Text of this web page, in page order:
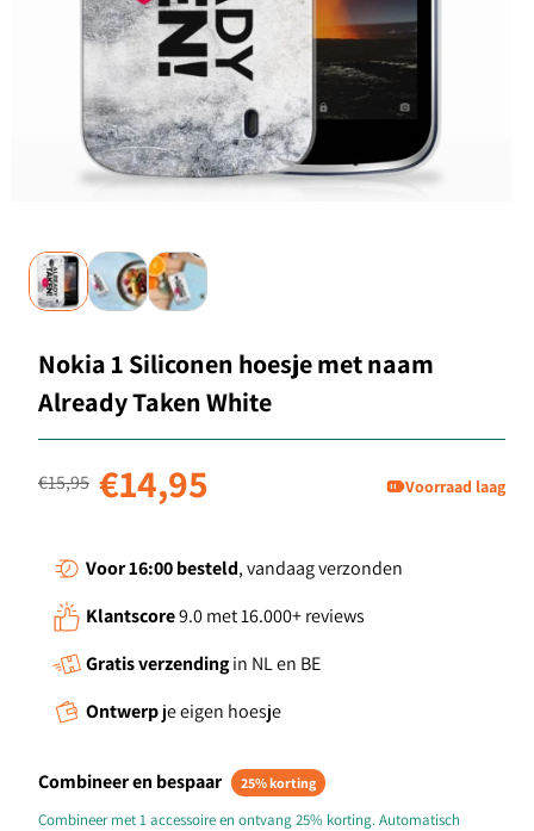
Nokia 1 Siliconen hoesje met naam
Already Taken White
Normale prijs
€15,95
Aanbiedingsprijs
€14,95 Voorraad laag
Voor 16:00besteld, vandaag verzonden
Klantscore9.0 met 16.000+ reviews
Gratis verzendingin NL en BE
Ontwerpje eigen hoesje
Combineer en bespaar 25% korting
Combineer met 1 accessoire en ontvang 25% korting. Automatisch